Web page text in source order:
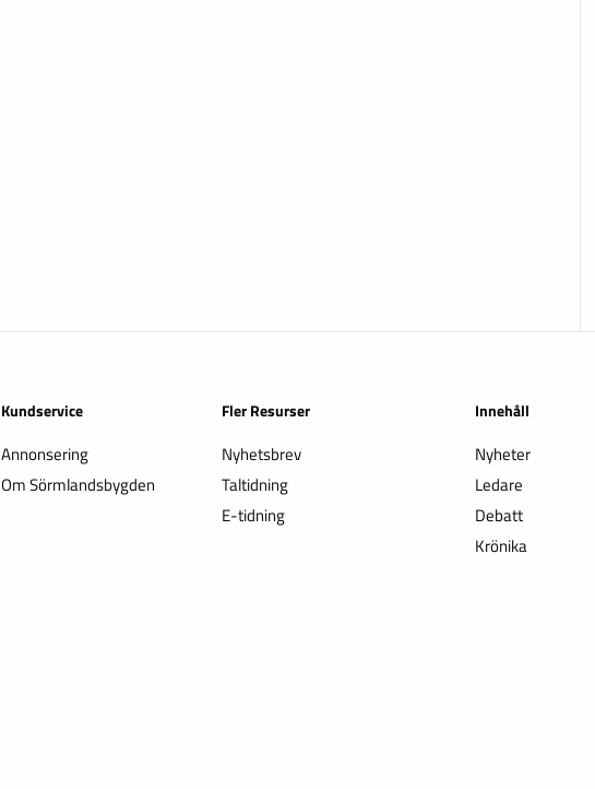
Kundservice
Annonsering
Om Sörmlandsbygden
Fler Resurser
Nyhetsbrev
Taltidning
E-tidning
Innehåll
Nyheter
Ledare
Debatt
Krönika